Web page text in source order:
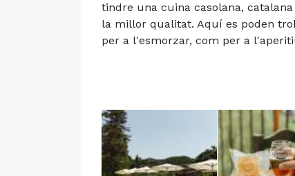
tindre una cuina casolana,
la millor qualitat. Aquí es poden
per a l'esmorzar, com per a